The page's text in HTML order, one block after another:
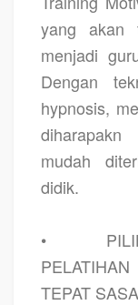
yang akan
menjadi
Dengan
hypnosis,
mudah
didik.
•
TEPAT